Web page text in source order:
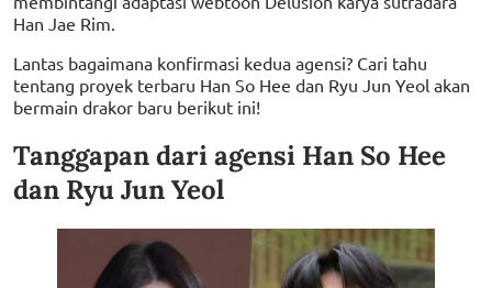
Han Jae Rim.
Lantas bagaimana konfirmasi kedua agensi? Cari tahu
tentang proyek terbaru Han So Hee dan Ryu Jun Yeol akan
bermain drakor baru berikut ini!
Tanggapan dari agensi Han So Hee
dan Ryu Jun Yeol